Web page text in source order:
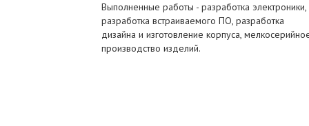
Выполненные работы - разработка электроники,
разработка встраиваемого ПО, разработка
дизайна и изготовление корпуса,
производство изделий.